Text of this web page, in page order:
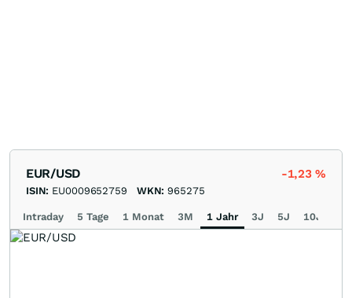
EUR/USD -1,23%
ISIN: EU0009652759 WKN: 965275
Intraday 5 Tage 1 Monat 3M 1 Jahr 3J 5J 10J